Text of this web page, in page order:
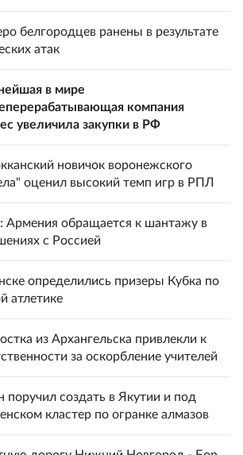
белгородцев ранены в результате
атак
в мире
компания
увеличила закупки в РФ
новичок воронежского
оценил высокий темп игр в РПЛ
обращается к шантажу в
с Россией
определились призеры Кубка по
атлетике
из Архангельска привлекли к
за оскорбление учителей
поручил создать в Якутии и под
кластер по огранке алмазов